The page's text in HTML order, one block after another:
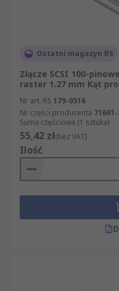
Ostatni magazyn RS
Złącze SCSI 100-
raster 1.27 mm Kąt
Nr art. RS 179-0516
Nr części producenta
Suma częściowa (1 sztuka)
55,42 zł(bez VAT)
Ilość